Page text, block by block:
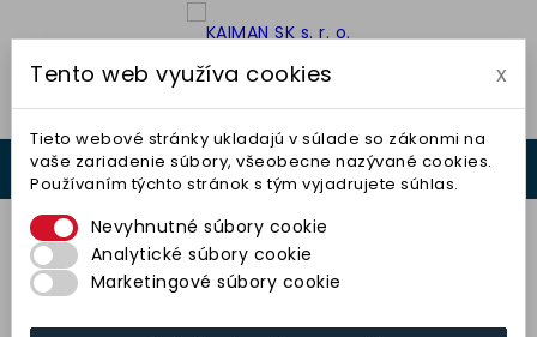
 

Tento web využíva cookies x
Tieto webové stránky ukladajú v súlade so zákonmi na
vaše zariadenie súbory, všeobecne nazývané cookies.
Používaním týchto stránok s tým vyjadrujete súhlas.
Nevyhnutné súbory cookie
Analytické súbory cookie
Marketingové súbory cookie